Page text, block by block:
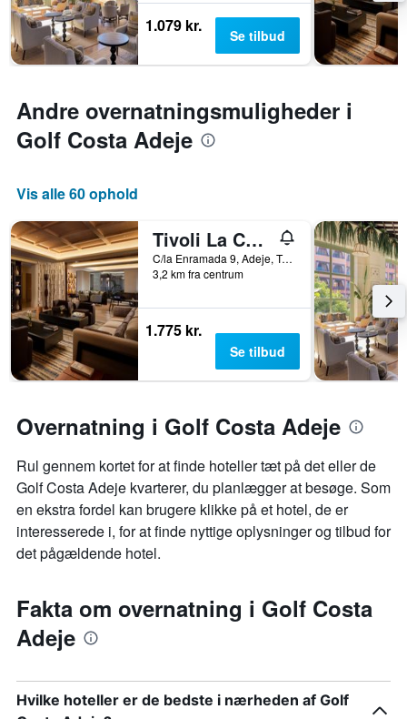
1.079 kr. Se tilbud
Andre overnatningsmuligheder i
Golf Costa Adeje
Vis alle 60 ophold
Tivoli La Caleta Tenerife Resort
C/la Enramada 9, Adeje, Tenerife, Spanien
3,2 km fra centrum
1.775 kr.
Se tilbud
Overnatning i Golf Costa Adeje
Rul gennem kortet for at finde hoteller tæt på det eller de
Golf Costa Adeje kvarterer, du planlægger at besøge. Som
en ekstra fordel kan brugere klikke på et hotel, de er
interesserede i, for at finde nyttige oplysninger og tilbud for
det pågældende hotel.
Fakta om overnatning i Golf Costa
Adeje
Hvilke hoteller er de bedste i nærheden af Golf